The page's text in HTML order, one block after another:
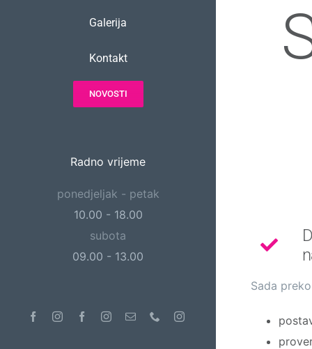
Galerija
Kontakt
NOVOSTI
Radno vrijeme
ponedjeljak - petak
10.00 - 18.00
subota
09.00 - 13.00
FacebookInstagramFacebookInstagram
Email PhoneInstagram
Sada